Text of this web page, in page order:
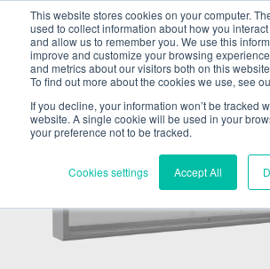
This website stores cookies on your computer.
used to collect information about how you
and allow us to remember you. We use this
improve and customize your browsing
and metrics about our visitors both on this
To find out more about the cookies we use, see
If you decline, your information won’t be tracked
website. A single cookie will be used in your
your preference not to be tracked.
Cookies settings Accept All